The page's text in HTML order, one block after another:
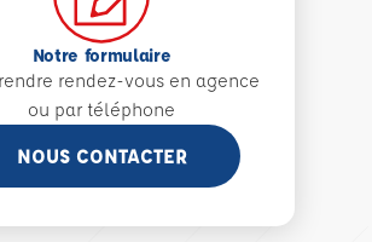
Notre formulaire
rendez-vous en agence
ou par téléphone
NOUS CONTACTER